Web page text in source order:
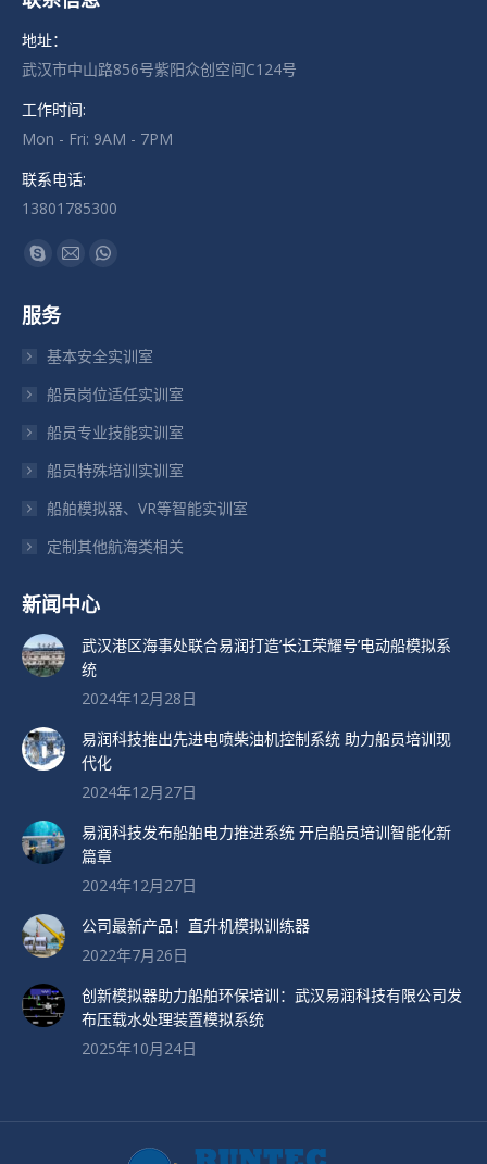
地址：
武汉市中山路856号紫阳众创空间C124号
工作时间:
Mon - Fri: 9AM - 7PM
联系电话:
13801785300
找到我们：
Skype
在
新
口
中
打
Mail
新
口
中
打
Whatsapp
新
口
中
打
服务
基本安全实训室
船员岗位适任实训室
船员专业技能实训室
船员特殊培训实训室
船舶模拟器、VR等智能实训室
定制其他航海类相关
新闻中心
武汉港区海事处联合易润打造’长江荣耀号’电动船模拟系
统
2024年12月28日
易润科技推出先进电喷柴油机控制系统 助力船员培训现
代化
2024年12月27日
易润科技发布船舶电力推进系统 开启船员培训智能化新
篇章
2024年12月27日
公司最新产品！直升机模拟训练器
2022年7月26日
创新模拟器助力船舶环保培训：武汉易润科技有限公司发
布压载水处理装置模拟系统
2025年10月24日